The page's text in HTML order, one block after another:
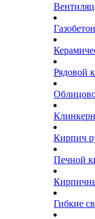
Рядовой
Кирпич
Печной
Гибкие